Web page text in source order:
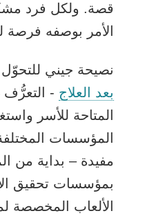
قصة. ولكل فرد
الأمر بوصفه فرصة
نصيحة جيني
بعد العلاج - التعرُّف
المتاحة للأسر
المؤسسات
مفيدة – بداية من
بمؤسسات تحقيق
الألعاب